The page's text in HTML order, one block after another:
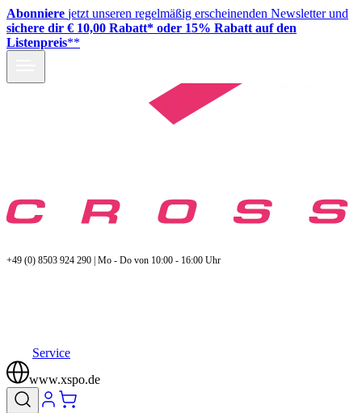
Abonniere jetzt unseren regelmäßig erscheinenden Newsletter und
sichere dir € 10,00 Rabatt* oder 15% Rabatt auf den
Listenpreis**
+49 (0) 8503 924 290 | Mo - Do von 10:00 - 16:00 Uhr
Service
www.xspo.de